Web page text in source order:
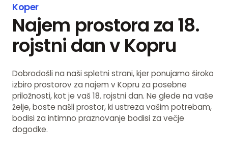
Koper
Najem prostora za 18.
rojstni dan v Kopru
Dobrodošli na naši spletni strani, kjer ponujamo široko
izbiro prostorov za najem v Kopru za posebne
priložnosti, kot je vaš 18. rojstni dan. Ne glede na vaše
želje, boste našli prostor, ki ustreza vašim potrebam,
bodisi za intimno praznovanje bodisi za večje
dogodke.